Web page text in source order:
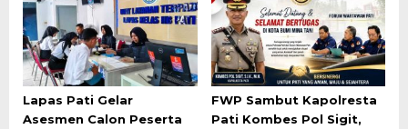
Lapas Pati Gelar
Asesmen Calon Peserta
FWP Sambut Kapolresta
Pati Kombes Pol Sigit,